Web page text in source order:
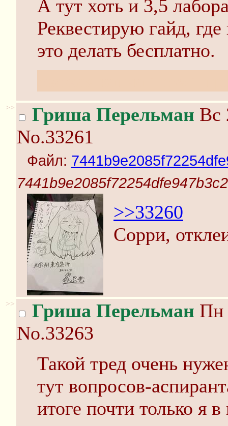
А тут хоть и 3,5
Реквестирую гайд,
это делать бесплатно.
>> Гриша Перельман Вс
No.33261
Файл:
>>33260
Сорри,
>> Гриша Перельман Пн
No.33263
Такой тред очень
тут вопросов-
итоге почти только я